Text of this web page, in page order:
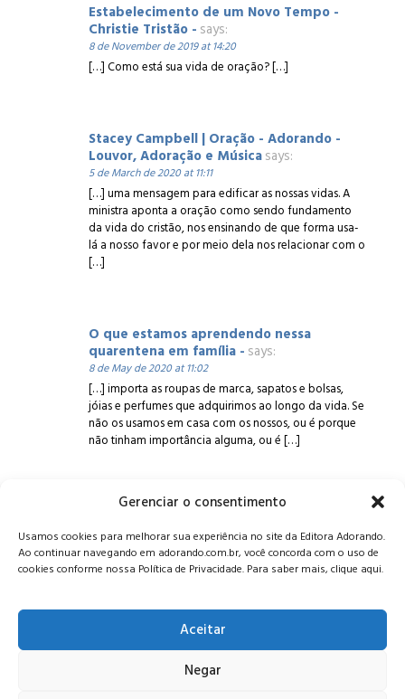
Gerenciar o consentimento
Usamos cookies para melhorar sua experiência no site da Editora Adorando.
Ao continuar navegando em adorando.com.br, você concorda com o uso de
cookies conforme nossa Política de Privacidade. Para saber mais, clique aqui.
Aceitar
Negar
Estabelecimento de um Novo Tempo -
Christie Tristão - says:
8 de November de 2019 at 14:20
[…] Como está sua vida de oração? […]
Stacey Campbell | Oração - Adorando -
Louvor, Adoração e Músicasays:
5 de March de 2020 at 11:11
[…] uma mensagem para edificar as nossas vidas. A
ministra aponta a oração como sendo fundamento
da vida do cristão, nos ensinando de que forma usa-
lá a nosso favor e por meio dela nos relacionar com o
[…]
O que estamos aprendendo nessa
quarentena em família - says:
8 de May de 2020 at 11:02
[…] importa as roupas de marca, sapatos e bolsas,
jóias e perfumes que adquirimos ao longo da vida. Se
não os usamos em casa com os nossos, ou é porque
não tinham importância alguma, ou é […]
Alameda Oscar Niemeyer, 1033 – 7º Andar - Portaria 04, Vila da
Serra - Nova Lima/MG, CEP: 34006-065 - MG
CONTATO:editora@adorando.com.br